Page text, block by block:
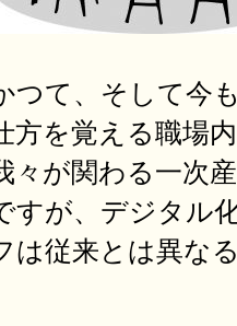
つて、そして今
方を覚える職場
々が関わる一次
すが、デジタル
は従来とは異な